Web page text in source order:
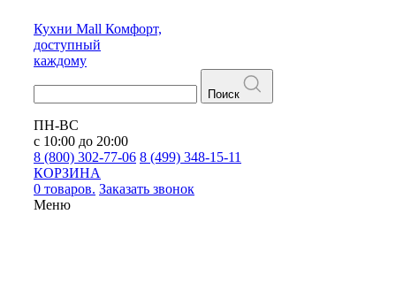
Кухни Mall Комфорт,
доступный
каждому
Поиск
ПН-ВС
с 10:00 до 20:00
8 (800) 302-77-06 8 (499) 348-15-11
КОРЗИНА
0 товаров. Заказать звонок
Меню